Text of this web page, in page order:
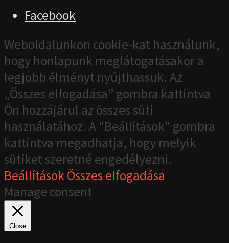
Facebook
Weboldalunkon cookie-kat használunk,
hogy honlapunk meglátogatásakor a
legjobb élményt nyújthassuk. Az
„Összes elfogadása” gombra kattintva
Ön hozzájárul az összes süti
használatához. A "Beállítások" gombra
kattintva megadhatja, hogy melyik
sütiket szeretné engedélyezni.
BeállításokÖsszes elfogadása
Manage consent
Close